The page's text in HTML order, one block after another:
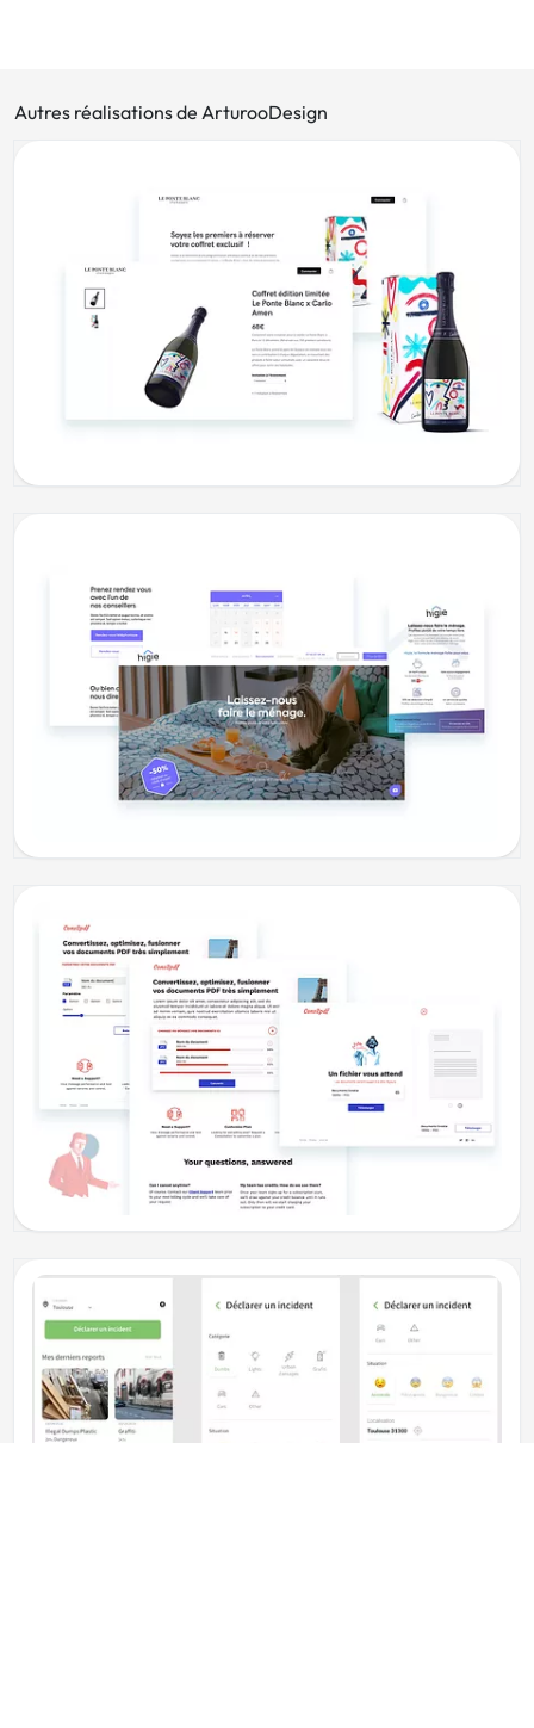
Autres réalisations de ArturooDesign